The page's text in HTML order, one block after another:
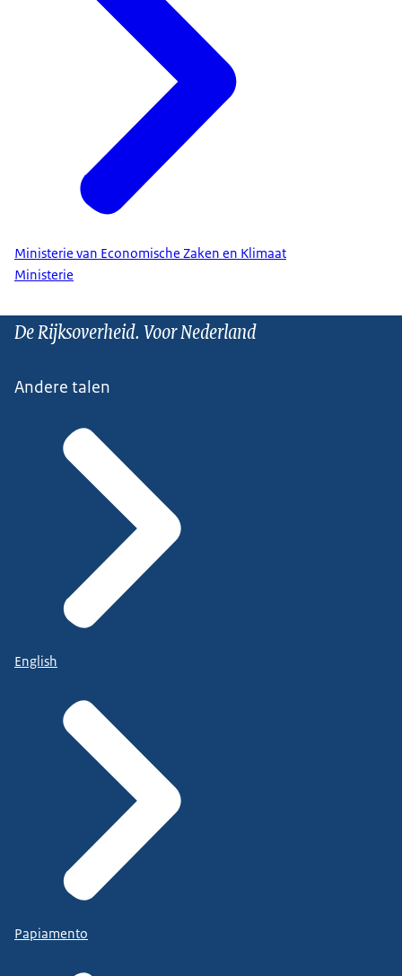
Ministerie van Economische Zaken en Klimaat
Ministerie
De Rijksoverheid. Voor Nederland
Andere talen
English
Papiamento